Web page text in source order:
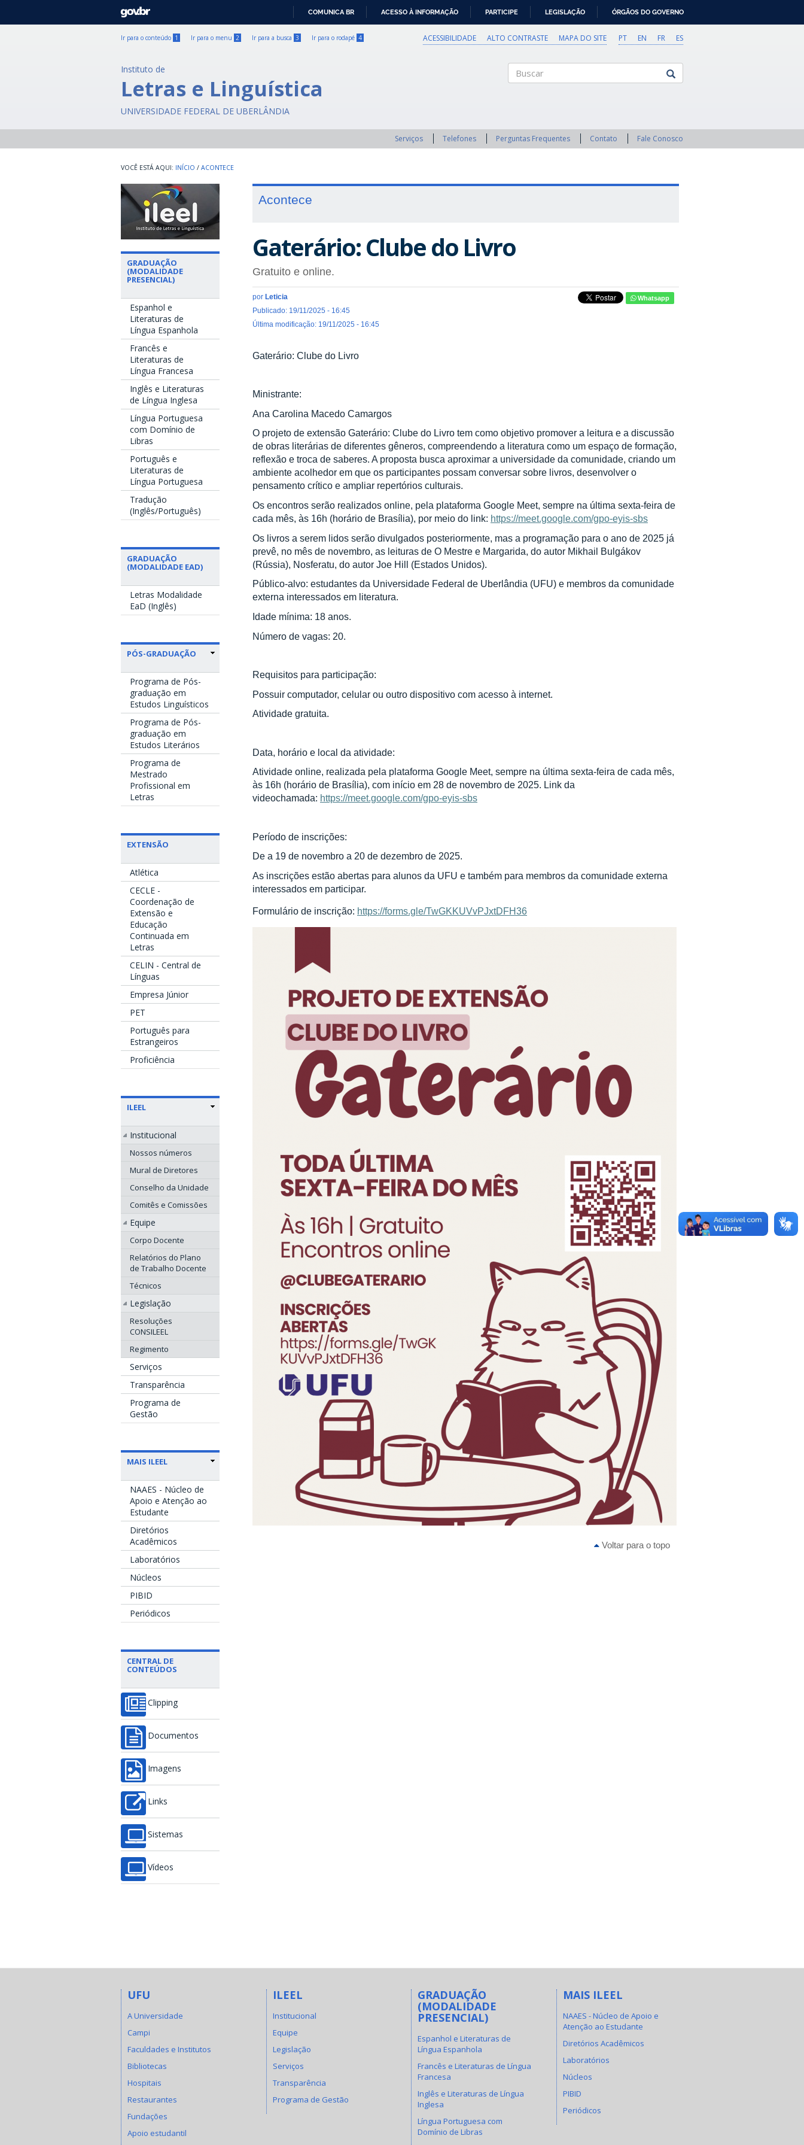
GOVBR
COMUNICA BR ACESSO À INFORMAÇÃO PARTICIPE LEGISLAÇÃO ÓRGÃOS DO GOVERNO
Ir para o conteúdo 1 Ir para o menu 2 Ir para a busca 3 Ir para o rodapé 4 PT EN FR ES
ACESSIBILIDADE ALTO CONTRASTE MAPA DO SITE
Instituto de
Letras e Linguística
UNIVERSIDADE FEDERAL DE UBERLÂNDIA
Serviços Telefones Perguntas Frequentes Contato Fale Conosco
INÍCIO / ACONTECE
GRADUAÇÃO
(MODALIDADE
PRESENCIAL)
Espanhol e
Literaturas de
Língua Espanhola
Francês e
Literaturas de
Língua Francesa
Inglês e Literaturas
de Língua Inglesa
Língua Portuguesa
com Domínio de
Libras
Português e
Literaturas de
Língua Portuguesa
Tradução
(Inglês/Português)
GRADUAÇÃO
(MODALIDADE EAD)
Letras Modalidade
EaD (Inglês)
PÓS-GRADUAÇÃO
Programa de Pós-
graduação em
Estudos Linguísticos
Programa de Pós-
graduação em
Estudos Literários
Programa de
Mestrado
Profissional em
Letras
EXTENSÃO
Atlética
CECLE -
Coordenação de
Extensão e
Educação
Continuada em
Letras
CELIN - Central de
Línguas
Empresa Júnior
PET
Português para
Estrangeiros
Proficiência
ILEEL
Institucional
Nossos números
Mural de Diretores
Conselho da Unidade
Comitês e Comissões
Equipe
Corpo Docente
Relatórios do Plano
de Trabalho Docente
Técnicos
Legislação
Resoluções
CONSILEEL
Regimento
Serviços
Transparência
Programa de
Gestão
MAIS ILEEL
NAAES - Núcleo de
Apoio e Atenção ao
Estudante
Diretórios
Acadêmicos
Laboratórios
Núcleos
PIBID
Periódicos
CENTRAL DE
CONTEÚDOS
Clipping
Documentos
Imagens
Links
Sistemas
Vídeos
Acontece
Gaterário: Clube do Livro
Gratuito e online.
por Leticia
Publicado: 19/11/2025 - 16:45
Última modificação: 19/11/2025 - 16:45
Whatsapp
Gaterário: Clube do Livro
Ministrante:
Ana Carolina Macedo Camargos
O projeto de extensão Gaterário: Clube do Livro tem como objetivo promover a leitura e a discussão
de obras literárias de diferentes gêneros, compreendendo a literatura como um espaço de formação,
reflexão e troca de saberes. A proposta busca aproximar a universidade da comunidade, criando um
ambiente acolhedor em que os participantes possam conversar sobre livros, desenvolver o
pensamento crítico e ampliar repertórios culturais.
Os encontros serão realizados online, pela plataforma Google Meet, sempre na última sexta-feira de
cada mês, às 16h (horário de Brasília), por meio do link: https://meet.google.com/gpo-eyis-sbs
Os livros a serem lidos serão divulgados posteriormente, mas a programação para o ano de 2025 já
prevê, no mês de novembro, as leituras de O Mestre e Margarida, do autor Mikhail Bulgákov
(Rússia), Nosferatu, do autor Joe Hill (Estados Unidos).
Público-alvo: estudantes da Universidade Federal de Uberlândia (UFU) e membros da comunidade
externa interessados em literatura.
Idade mínima: 18 anos.
Número de vagas: 20.
Requisitos para participação:
Possuir computador, celular ou outro dispositivo com acesso à internet.
Atividade gratuita.
Data, horário e local da atividade:
Atividade online, realizada pela plataforma Google Meet, sempre na última sexta-feira de cada mês,
às 16h (horário de Brasília), com início em 28 de novembro de 2025. Link da
videochamada: https://meet.google.com/gpo-eyis-sbs
Período de inscrições:
De a 19 de novembro a 20 de dezembro de 2025.
As inscrições estão abertas para alunos da UFU e também para membros da comunidade externa
interessados em participar.
Formulário de inscrição: https://forms.gle/TwGKKUVvPJxtDFH36
Voltar para o topo
UFU
A Universidade
Campi
Faculdades e Institutos
Bibliotecas
Hospitais
Restaurantes
Fundações
Apoio estudantil
ILEEL
Institucional
Equipe
Legislação
Serviços
Transparência
Programa de Gestão
GRADUAÇÃO
(MODALIDADE
PRESENCIAL)
Espanhol e Literaturas de
Língua Espanhola
Francês e Literaturas de Língua
Francesa
Inglês e Literaturas de Língua
Inglesa
Língua Portuguesa com
Domínio de Libras
MAIS ILEEL
NAAES - Núcleo de Apoio e
Atenção ao Estudante
Diretórios Acadêmicos
Laboratórios
Núcleos
PIBID
Periódicos